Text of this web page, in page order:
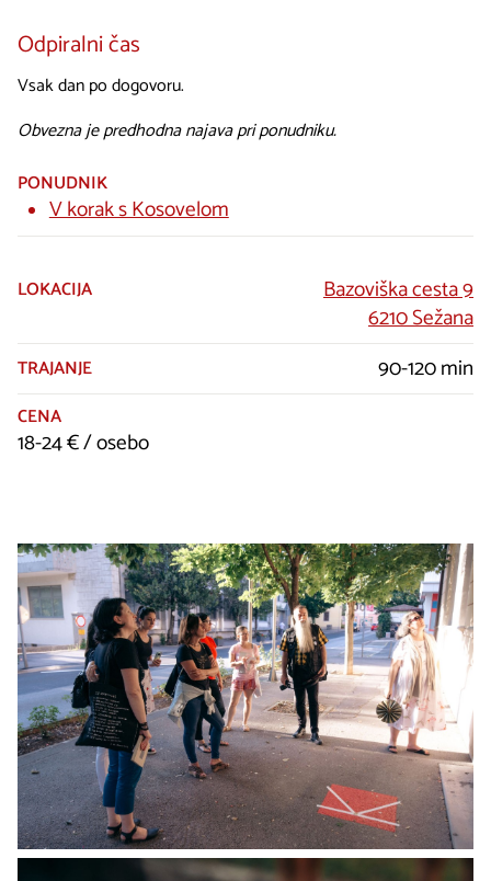
Odpiralni čas
Vsak dan po dogovoru.
Obvezna je predhodna najava pri ponudniku.
PONUDNIK
V korak s Kosovelom
LOKACIJA
Bazoviška cesta 9
6210 Sežana
TRAJANJE 90-120 min
CENA
18-24 € / osebo